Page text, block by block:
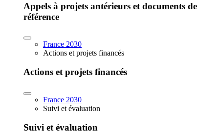
Appels à projets antérieurs et documents de
référence
France 2030
Actions et projets financés
Actions et projets financés
France 2030
Suivi et évaluation
Suivi et évaluation